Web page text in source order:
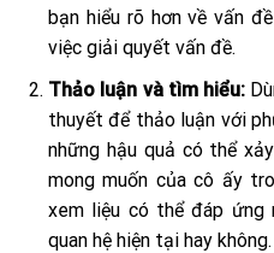
bạn hiểu rõ hơn về vấn
việc giải quyết vấn đề.
Thảo luận và tìm hiểu:
thuyết để thảo luận với
những hậu quả có thể
mong muốn của cô ấy
xem liệu có thể đáp ứng
quan hệ hiện tại hay không.